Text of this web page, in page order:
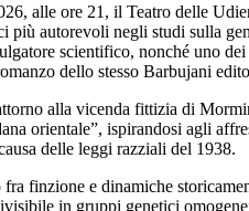
alle ore 21, il Teatro delle
più autorevoli negli studi sulla
scientifico, nonché uno
dello stesso Barbujani
alla vicenda fittizia di
orientale”, ispirandosi agli
delle leggi razziali del 1938.
finzione e dinamiche
in gruppi genetici